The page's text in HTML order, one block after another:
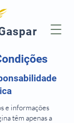
e informações
têm apenas a